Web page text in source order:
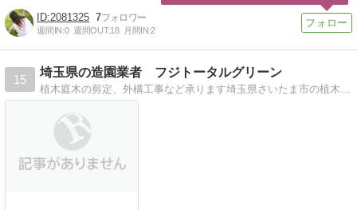
2081325 7
週間IN:0 週間OUT:18 月間IN:2
15
埼玉県の造園業者 フジトータルグリーン
植木庭木の剪定、外構工事など承ります埼玉県さいたま市の植木やです。植木一本から対応します。